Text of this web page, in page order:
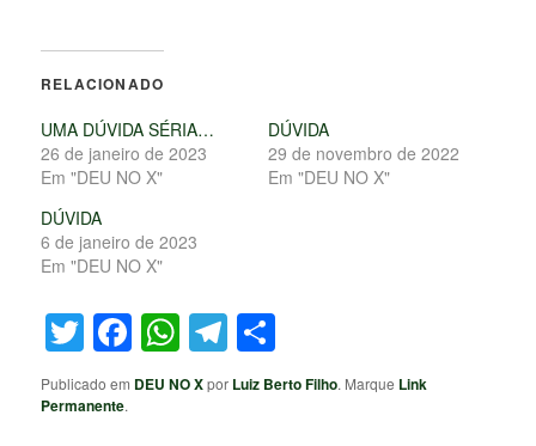
RELACIONADO
UMA DÚVIDA SÉRIA…
26 de janeiro de 2023
Em "DEU NO X"
DÚVIDA
29 de novembro de 2022
Em "DEU NO X"
DÚVIDA
6 de janeiro de 2023
Em "DEU NO X"
Twitter
Facebook
WhatsApp
Telegram
Publicado em DEU NO Xpor Luiz Berto Filho. Marque Link
Permanente.